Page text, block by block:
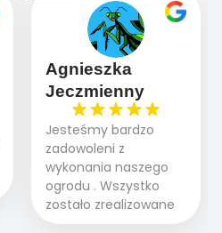
Agnieszka
Jeczmienny
Jesteśmy bardzo
zadowoleni z
wykonania naszego
ogrodu . Wszystko
zostało zrealizowane
fachowo, rzetelnie i